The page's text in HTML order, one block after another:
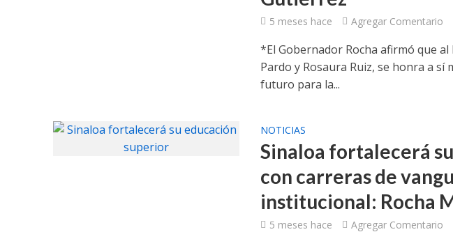
5 meses hace Agregar Comentario
*El Gobernador Rocha afirmó que
Pardo y Rosaura Ruiz, se honra a
futuro para la...
NOTICIAS
Sinaloa fortalecerá
con carreras de
institucional: Rocha
5 meses hace Agregar Comentario